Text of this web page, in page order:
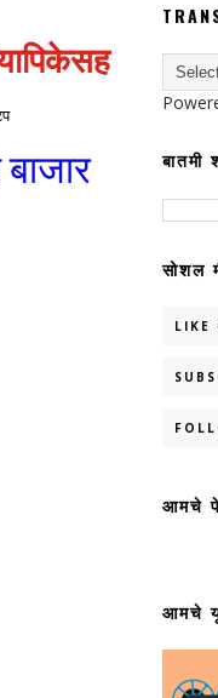
बातमी
सोशल
LIKE
आमचे
आमचे